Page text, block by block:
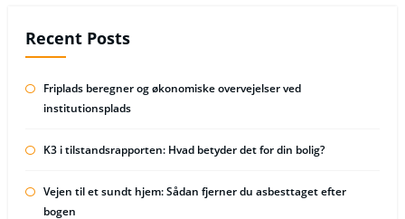
Recent Posts
Friplads beregner og økonomiske overvejelser ved
institutionsplads
K3 i tilstandsrapporten: Hvad betyder det for din bolig?
Vejen til et sundt hjem: Sådan fjerner du asbesttaget efter
bogen